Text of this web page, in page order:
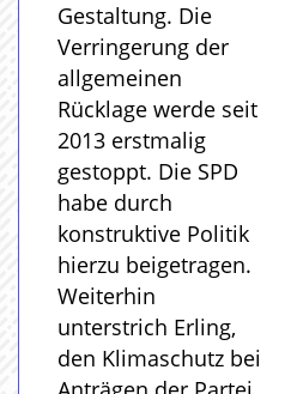
Gestaltung. Die
Verringerung der
allgemeinen
Rücklage werde seit
2013 erstmalig
gestoppt. Die SPD
habe durch
konstruktive Politik
hierzu beigetragen.
Weiterhin
unterstrich Erling,
den Klimaschutz bei